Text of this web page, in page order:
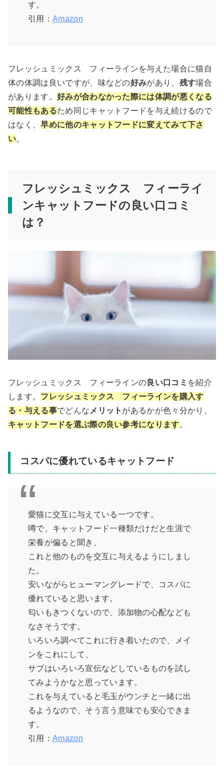
す。
引用： Amazon
フレッシュミックス フィーラインを与えた場合に猫自
体の体調は良いですが、味などの好みがあり、 残す場合
があります。 好みが合わなかった際には体調が悪くなる
可能性もあるため同じキャットフードを与え続けるので
はなく、早めに他のキャットフードに変えてみて下さ
い。
フレッシュミックス フィーライ
ンキャットフードの良い口コミ
は？
フレッシュミックス フィーラインの 良い口コミ を紹介
します。 フレッシュミックス フィーラインを購入す
る・与える事でどんな メリット があるかが色々分かり、
キャットフードを選ぶ際の良い参考になります。
コスパに優れているキャットフード
愛猫に交互に与えている一つです。
噂で、キャットフード一種類だけだと生涯で
栄養が偏ると聞き、
これと他のものを交互に与えるようにしまし
た。
安いながらヒューマングレードで、コスパに
優れていると思います。
匂いもきつくないので、添加物の心配なども
なさそうです。
いろいろ調べてこれに行き着いたので、メイ
ンをこれにして、
サブはいろいろ宣伝などしているものを試し
てみようかなと思っています。
これを与えていると毛玉がウンチと一緒に出
るようなので、そう言う意味でも安心できま
す。
引用： Amazon